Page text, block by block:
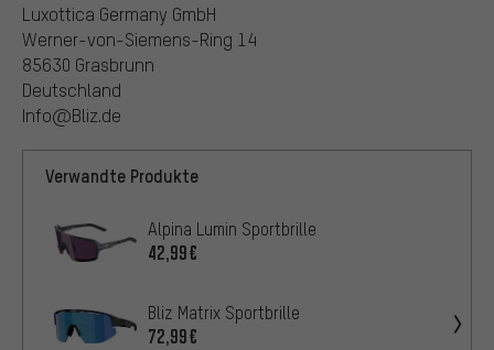
Luxottica Germany GmbH
Werner-von-Siemens-Ring 14
85630 Grasbrunn
Deutschland
Info@Bliz.de
Verwandte Produkte
Alpina Lumin Sportbrille
42,99€
Bliz Matrix Sportbrille
72,99€